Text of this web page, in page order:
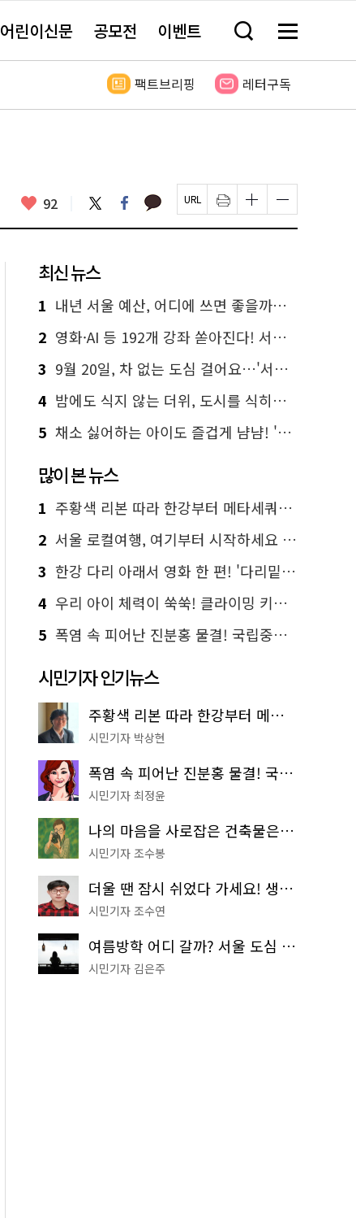
어린이신문 공모전 이벤트 검
창
기
메
전
보
팩트브리핑 레터구독
좋
요
92 트
위
터
페
이
스
카
카 페
이
지
인
쇄
하
글
자
크
하
기
글
자
크
하
최신 뉴스
1 내년 서울 예산, 어디에 쓰면 좋을까요? 온라인 투표
2 영화·AI 등 192개 강좌 쏟아진다! 서울시민대학 선착순 신청
3 9월 20일, 차 없는 도심 걸어요…'서울 걷자 페스티벌' 선착순 5천명
4 밤에도 식지 않는 더위, 도시를 식히는 시원한 해법은?
5 채소 싫어하는 아이도 즐겁게 냠냠! '찾아가는 서울시 식생활 교육' 현장
많이 본 뉴스
1 주황색 리본 따라 한강부터 메타세쿼이아 숲길까지…서울둘레길 15코스
2 서울 로컬여행, 여기부터 시작하세요 '서울에디션25'
3 한강 다리 아래서 영화 한 편! '다리밑 영화관' 무료 상영
4 우리 아이 체력이 쑥쑥! 클라이밍 키즈카페·어린이 체력장
5 폭염 속 피어난 진분홍 물결! 국립중앙박물관 배롱나무 명소
시민기자 인기뉴스
주황색 리본 따라 한강부터 메타세쿼이아 숲길까지…서울둘레길 15코스
시민기자 박상현
폭염 속 피어난 진분홍 물결! 국립중앙박물관 배롱나무 명소
시민기자 최정윤
나의 마음을 사로잡은 건축물은? '서울시 건축상' 수상작 공개!
시민기자 조수봉
더울 땐 잠시 쉬었다 가세요! 생수 냉장고부터 해피소·무더위쉼터까지
시민기자 조수연
여름방학 어디 갈까? 서울 도심 무료 실내 여행 코스 추천
시민기자 김은주